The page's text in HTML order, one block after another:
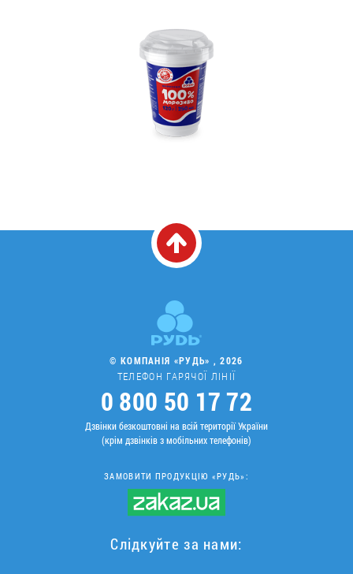
0412 48 28 17
0412 42 29 23
© КОМПАНІЯ «РУДЬ» , 2026
ТЕЛЕФОН ГАРЯЧОЇ ЛІНІЇ
0 800 50 17 72
Дзвінки безкоштовні на всій території України
(крім дзвінків з мобільних телефонів)
ЗАМОВИТИ ПРОДУКЦІЮ «РУДЬ»:
Слідкуйте за нами: